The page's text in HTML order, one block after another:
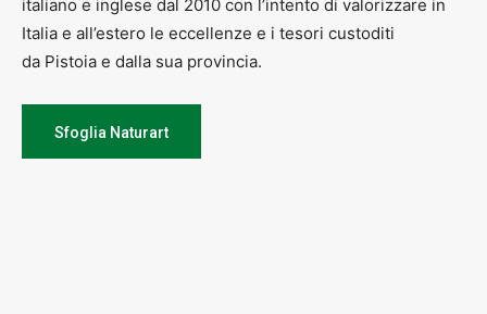
italiano e inglese dal 2010 con l’intento di valorizzare in
Italia e all’estero le eccellenze e i tesori custoditi
da Pistoia e dalla sua provincia.
Sfoglia Naturart